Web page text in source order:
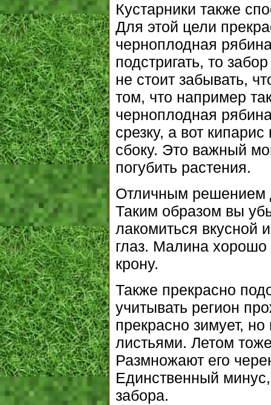
Кустарники также
Для этой цели
черноплодная
подстригать, то
не стоит забывать,
том, что например
черноплодная
срезку, а вот
сбоку. Это важный
погубить растения.
Отличным решением
Таким образом вы
лакомиться вкусной
глаз. Малина хорошо
крону.
Также прекрасно
учитывать регион
прекрасно зимует,
листьями. Летом
Размножают его
Единственный
забора.